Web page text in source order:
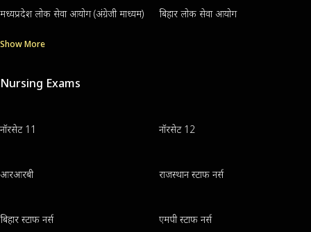
मध्यप्रदेश लोक सेवा आयोग (अंग्रेजी माध्यम) बिहार लोक सेवा आयोग
Show More
Nursing Exams
नॉरसेट 11 नॉरसेट 12
आरआरबी राजस्थान स्टाफ नर्स
बिहार स्टाफ नर्स एमपी स्टाफ नर्स